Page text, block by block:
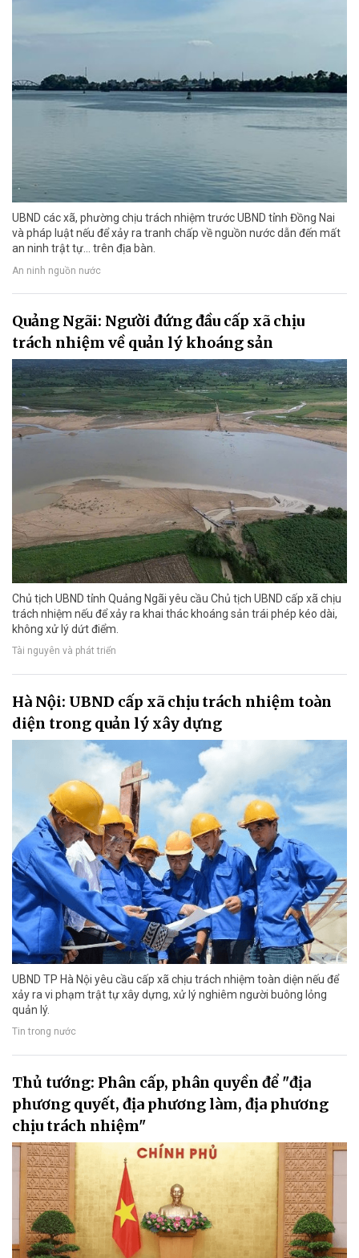
UBND các xã, phường chịu trách nhiệm trước UBND tỉnh Đồng Nai
và pháp luật nếu để xảy ra tranh chấp về nguồn nước dẫn đến mất
an ninh trật tự... trên địa bàn.
An ninh nguồn nước
Quảng Ngãi: Người đứng đầu cấp xã chịu
trách nhiệm về quản lý khoáng sản
Chủ tịch UBND tỉnh Quảng Ngãi yêu cầu Chủ tịch UBND cấp xã chịu
trách nhiệm nếu để xảy ra khai thác khoáng sản trái phép kéo dài,
không xử lý dứt điểm.
Tài nguyên và phát triển
Hà Nội: UBND cấp xã chịu trách nhiệm toàn
diện trong quản lý xây dựng
UBND TP Hà Nội yêu cầu cấp xã chịu trách nhiệm toàn diện nếu để
xảy ra vi phạm trật tự xây dựng, xử lý nghiêm người buông lỏng
quản lý.
Tin trong nước
Thủ tướng: Phân cấp, phân quyền để "địa
phương quyết, địa phương làm, địa phương
chịu trách nhiệm"